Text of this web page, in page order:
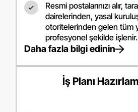
Resmi postalarınızı alır,
dairelerinden, yasal
otoritelerinden gelen tüm
profesyonel şekilde işlenir.
Daha fazla bilgi edinin
İş Planı